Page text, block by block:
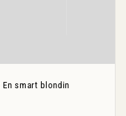
En smart blondin